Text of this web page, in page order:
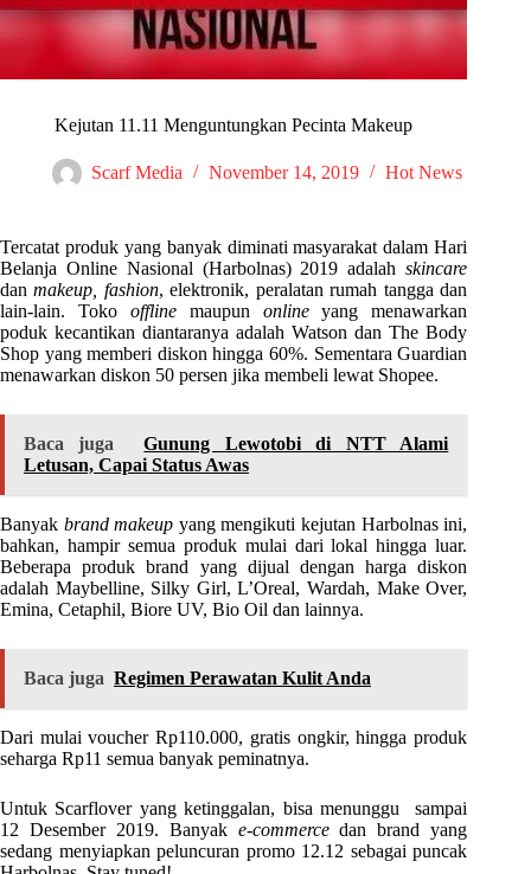
Kejutan 11.11 Menguntungkan Pecinta Makeup
Scarf Media November 14, 2019 Hot News
Tercatat produk yang banyak diminati masyarakat dalam Hari
Belanja Online Nasional (Harbolnas) 2019 adalahskincare
danmakeup, fashion, elektronik, peralatan rumah tangga dan
lain-lain. Toko offlinemaupun onlineyang menawarkan
poduk kecantikan diantaranya adalah Watson dan The Body
Shop yang memberi diskon hingga 60%. Sementara Guardian
menawarkan diskon 50 persen jika membeli lewat Shopee.
Baca juga
Gunung Lewotobi di NTT Alami
Letusan, Capai Status Awas
Banyak brand makeup yang mengikuti kejutan Harbolnas ini,
bahkan, hampir semua produk mulai dari lokal hingga luar.
Beberapa produk brand yang dijual dengan harga diskon
adalah Maybelline, Silky Girl, L’Oreal, Wardah, Make Over,
Emina, Cetaphil, Biore UV, Bio Oil dan lainnya.
Baca juga Regimen Perawatan Kulit Anda
Dari mulai voucher Rp110.000, gratis ongkir, hingga produk
seharga Rp11 semua banyak peminatnya.
Untuk Scarflover yang ketinggalan, bisa menunggu sampai
12 Desember 2019. Banyak e-commercedan brand yang
sedang menyiapkan peluncuran promo 12.12 sebagai puncak